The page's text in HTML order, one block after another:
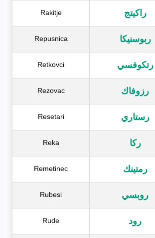
راكيتج Rakitje
ربوسنيكا Repusnica
رتكوفسي Retkovci
رزوفاك Rezovac
رستاري Resetari
ركا Reka
رمتينك Remetinec
روبسي Rubesi
رود Rude